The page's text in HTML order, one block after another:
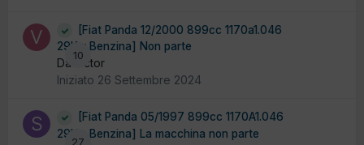
10
[Fiat Panda 12/2000 899cc 1170a1.046
29Kw Benzina] Non parte
Da victor
Iniziato 26 Settembre 2024
27
[Fiat Panda 05/1997 899cc 1170A1.046
29Kw Benzina] La macchina non parte